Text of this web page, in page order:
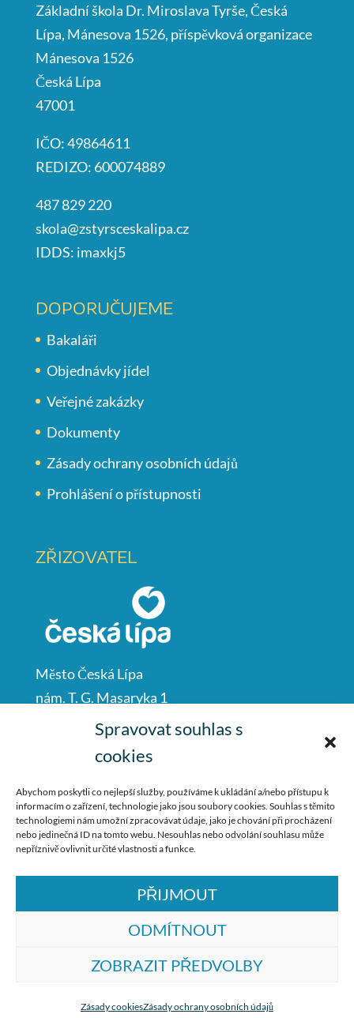
Spravovat souhlas s
cookies
Abychom poskytli co nejlepší služby, používáme k ukládání a/nebo přístupu k
informacím o zařízení, technologie jako jsou soubory cookies. Souhlas s těmito
technologiemi nám umožní zpracovávat údaje, jako je chování při procházení
nebo jedinečná ID na tomto webu. Nesouhlas nebo odvolání souhlasu může
nepříznivě ovlivnit určité vlastnosti a funkce.
PŘIJMOUT
ODMÍTNOUT
ZOBRAZIT PŘEDVOLBY
Zásady cookiesZásady ochrany osobních údajů
Základní škola Dr. Miroslava Tyrše, Česká
Lípa, Mánesova 1526, příspěvková organizace
Mánesova 1526
Česká Lípa
47001
IČO: 49864611
REDIZO: 600074889
487 829 220
skola@zstyrsceskalipa.cz
IDDS: imaxkj5
DOPORUČUJEME
Bakaláři
Objednávky jídel
Veřejné zakázky
Dokumenty
Zásady ochrany osobních údajů
Prohlášení o přístupnosti
ZŘIZOVATEL
Město Česká Lípa
nám. T. G. Masaryka 1
Česká Lípa
487 881 111
podatelna@mucl.cz
společnostTrollComputers s.r.o.